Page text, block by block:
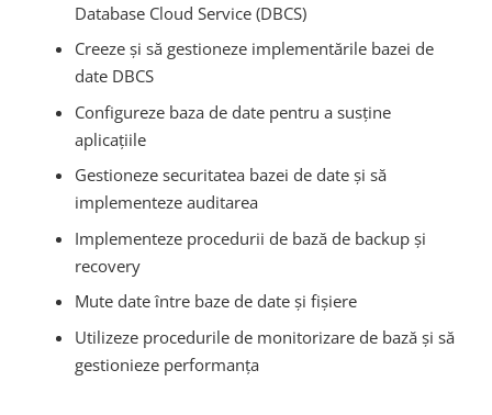
Database Cloud Service (DBCS)
Creeze și să gestioneze implementările bazei de
date DBCS
Configureze baza de date pentru a susține
aplicațiile
Gestioneze securitatea bazei de date și să
implementeze auditarea
Implementeze procedurii de bază de backup și
recovery
Mute date între baze de date și fișiere
Utilizeze procedurile de monitorizare de bază și să
gestionieze performanța